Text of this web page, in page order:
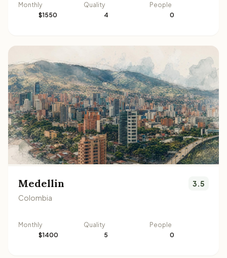
Monthly
$1550
Quality
4
People
0
Medellin
Colombia
3.5
Monthly
$1400
Quality
5
People
0